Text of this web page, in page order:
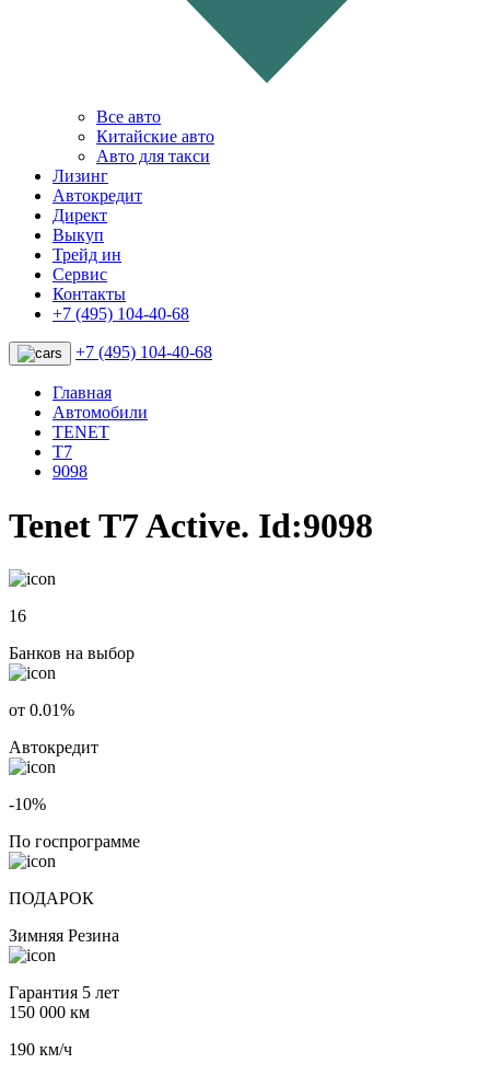
Все авто
Китайские авто
Авто для такси
Лизинг
Автокредит
Директ
Выкуп
Трейд ин
Сервис
Контакты
+7 (495) 104-40-68
+7 (495) 104-40-68
Главная
Автомобили
TENET
T7
9098
Tenet T7 Active. Id:9098
16
Банков на выбор
от 0.01%
Автокредит
-10%
По госпрограмме
ПОДАРОК
Зимняя Резина
Гарантия 5 лет
150 000 км
190 км/ч